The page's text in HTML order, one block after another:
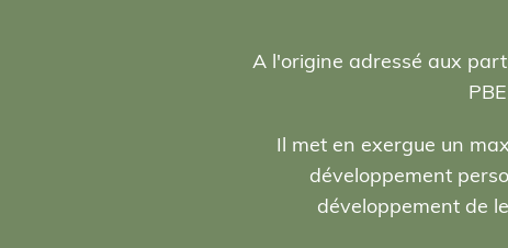
A l'origine adressé aux
Il met en exergue un
développement
développement de